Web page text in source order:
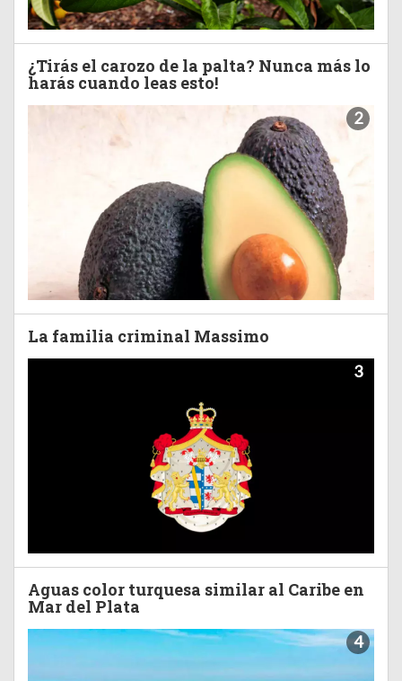
¿Tirás el carozo de la palta? Nunca más lo
harás cuando leas esto!
2
La familia criminal Massimo
3
Aguas color turquesa similar al Caribe en
Mar del Plata
4